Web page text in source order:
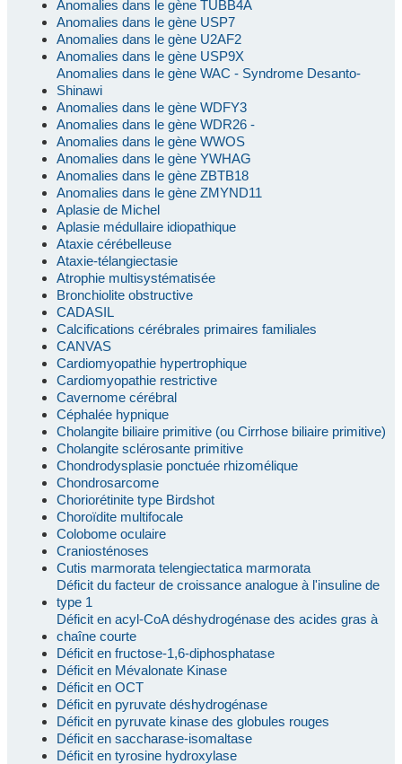
Anomalies dans le gène TUBB4A
Anomalies dans le gène USP7
Anomalies dans le gène U2AF2
Anomalies dans le gène USP9X
Anomalies dans le gène WAC - Syndrome Desanto-
Shinawi
Anomalies dans le gène WDFY3
Anomalies dans le gène WDR26 -
Anomalies dans le gène WWOS
Anomalies dans le gène YWHAG
Anomalies dans le gène ZBTB18
Anomalies dans le gène ZMYND11
Aplasie de Michel
Aplasie médullaire idiopathique
Ataxie cérébelleuse
Ataxie-télangiectasie
Atrophie multisystématisée
Bronchiolite obstructive
CADASIL
Calcifications cérébrales primaires familiales
CANVAS
Cardiomyopathie hypertrophique
Cardiomyopathie restrictive
Cavernome cérébral
Céphalée hypnique
Cholangite biliaire primitive (ou Cirrhose biliaire primitive)
Cholangite sclérosante primitive
Chondrodysplasie ponctuée rhizomélique
Chondrosarcome
Choriorétinite type Birdshot
Choroïdite multifocale
Colobome oculaire
Craniosténoses
Cutis marmorata telengiectatica marmorata
Déficit du facteur de croissance analogue à l'insuline de
type 1
Déficit en acyl-CoA déshydrogénase des acides gras à
chaîne courte
Déficit en fructose-1,6-diphosphatase
Déficit en Mévalonate Kinase
Déficit en OCT
Déficit en pyruvate déshydrogénase
Déficit en pyruvate kinase des globules rouges
Déficit en saccharase-isomaltase
Déficit en tyrosine hydroxylase